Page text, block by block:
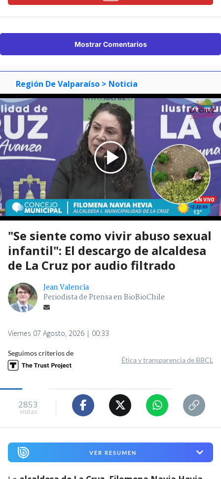
Mostrar Comentarios
Región De Valparaíso > Noticia
"Se siente como vivir abuso sexual
infantil": El descargo de alcaldesa
de La Cruz por audio filtrado
Jean Valencia
Periodista de Prensa en BioBioChile
Viernes 07 Agosto, 2026 | 00:33
Seguimos criterios de
Ética y transparencia de BBCL
2853
visitas
VER RESUMEN